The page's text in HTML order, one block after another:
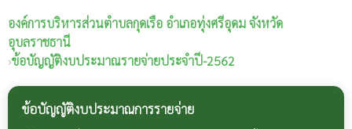
องค์การบริหารส่วนตำบลกุดเรือ อำเภอทุ่งศรีอุดม จังหวัด
อุบลราชธานี
›ข้อบัญญัติงบประมาณรายจ่ายประจำปี-2562
ข้อบัญญัติงบประมาณการรายจ่าย